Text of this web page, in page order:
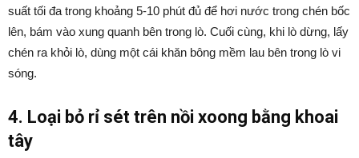
suất tối đa trong khoảng 5-10 phút đủ để hơi nước trong chén bốc
lên, bám vào xung quanh bên trong lò. Cuối cùng, khi lò dừng, lấy
chén ra khỏi lò, dùng một cái khăn bông mềm lau bên trong lò vi
sóng.
4. Loại bỏ rỉ sét trên nồi xoong bằng khoai
tây